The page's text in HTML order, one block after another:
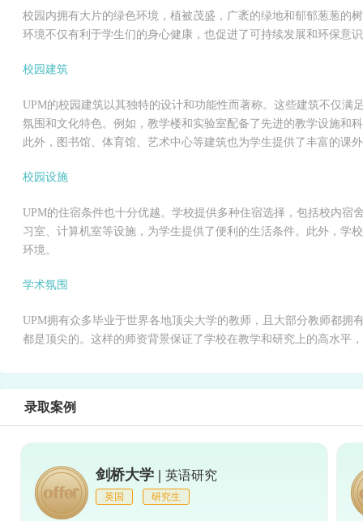
校园内拥有大片的绿色环境，植被茂盛，广袤的绿地和郁郁葱葱的
环境不仅有利于学生们的身心健康，也促进了可持续发展和环保意
校园建筑
UPM的校园建筑以其独特的设计和功能性而著称。这些建筑不仅满
氛围和文化特色。例如，教学楼和实验室配备了先进的教学设施和
此外，图书馆、体育馆、艺术中心等建筑也为学生提供了丰富的课
校园设施
UPM的住宿条件也十分优越。学校提供多种住宿选择，包括校内宿
习室、计算机室等设施，为学生提供了便利的生活条件。此外，学
环境。
学术氛围
UPM拥有众多毕业于世界各地顶尖大学的教师，且大部分教师都拥
都是顶尖的。这样的师资背景保证了学校在教学和研究上的高水平
录取案例
剑桥大学 | 英语研究
英国 研究生